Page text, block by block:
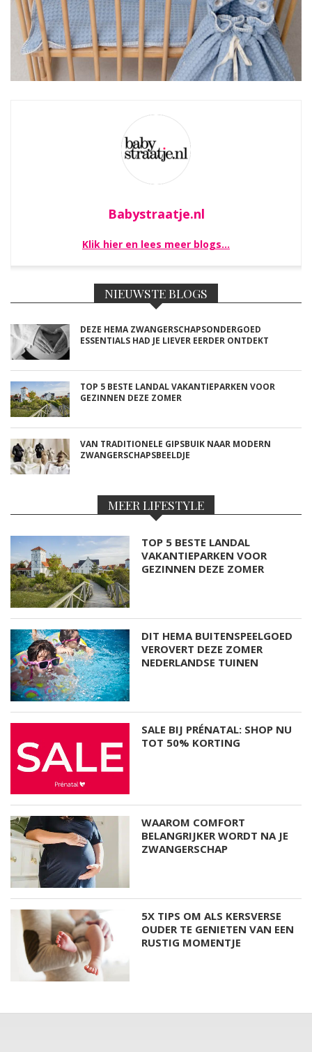
Babystraatje.nl
Klik hier en lees meer blogs…
NIEUWSTE BLOGS
DEZE HEMA ZWANGERSCHAPSONDERGOED
ESSENTIALS HAD JE LIEVER EERDER ONTDEKT
TOP 5 BESTE LANDAL VAKANTIEPARKEN VOOR
GEZINNEN DEZE ZOMER
VAN TRADITIONELE GIPSBUIK NAAR MODERN
ZWANGERSCHAPSBEELDJE
MEER LIFESTYLE
TOP 5 BESTE LANDAL
VAKANTIEPARKEN VOOR
GEZINNEN DEZE ZOMER
DIT HEMA BUITENSPEELGOED
VEROVERT DEZE ZOMER
NEDERLANDSE TUINEN
SALE BIJ PRÉNATAL: SHOP NU
TOT 50% KORTING
WAAROM COMFORT
BELANGRIJKER WORDT NA JE
ZWANGERSCHAP
5X TIPS OM ALS KERSVERSE
OUDER TE GENIETEN VAN EEN
RUSTIG MOMENTJE